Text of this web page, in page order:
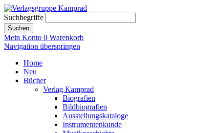
Suchbegriffe
Suchen
Mein Konto 0 Warenkorb
Navigation überspringen
Home
Neu
Bücher
Verlag Kamprad
Biografien
Bildbiografien
Ausstellungskataloge
Instrumentenkunde